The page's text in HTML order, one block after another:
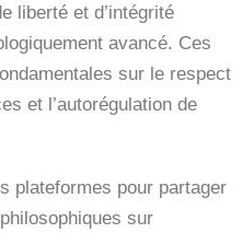
liberté et d’intégrité
avancé. Ces
sur le respect
et l’autorégulation de
plateformes pour partager
sur